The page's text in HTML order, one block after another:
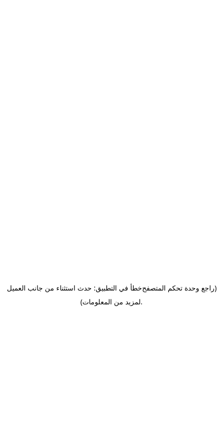
خطأ في التطبيق: حدث استثناء من جانب العميل(راجع وحدة تحكم المتصفح
لمزيد من المعلومات).